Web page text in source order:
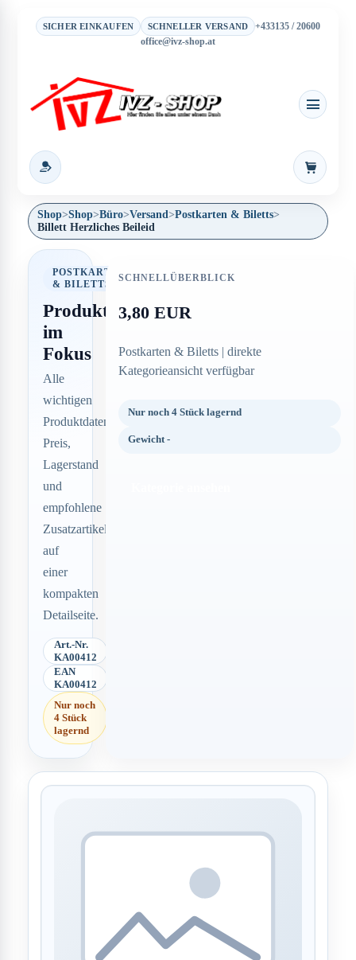
SICHER EINKAUFEN SCHNELLER VERSAND
+433135 / 20600
office@ivz-shop.at
Shop>Shop>Büro>Versand>Postkarten & Biletts>
Billett Herzliches Beileid
POSTKARTEN
& BILETTS
Produkt
im
Fokus
Alle
wichtigen
Produktdaten,
Preis,
Lagerstand
und
empfohlene
Zusatzartikel
auf
einer
kompakten
Detailseite.
Art.-Nr.
KA00412
EAN
KA00412
Nur noch
4 Stück
lagernd
SCHNELLÜBERBLICK
3,80 EUR
Postkarten & Biletts | direkte
Kategorieansicht verfügbar
Nur noch 4 Stück lagernd
Gewicht -